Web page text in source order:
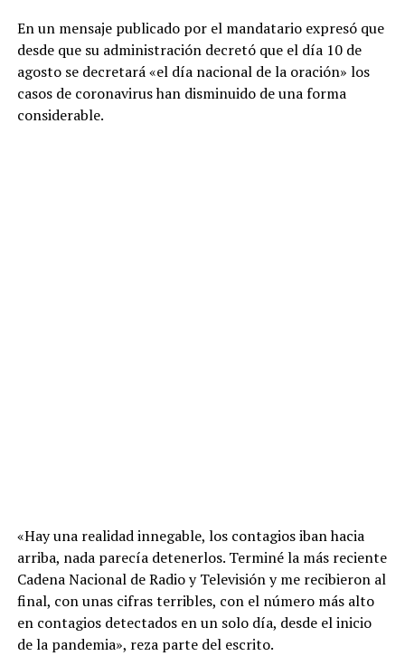
En un mensaje publicado por el mandatario expresó que
desde que su administración decretó que el día 10 de
agosto se decretará «el día nacional de la oración» los
casos de coronavirus han disminuido de una forma
considerable.
«Hay una realidad innegable, los contagios iban hacia
arriba, nada parecía detenerlos. Terminé la más reciente
Cadena Nacional de Radio y Televisión y me recibieron al
final, con unas cifras terribles, con el número más alto
en contagios detectados en un solo día, desde el inicio
de la pandemia», reza parte del escrito.